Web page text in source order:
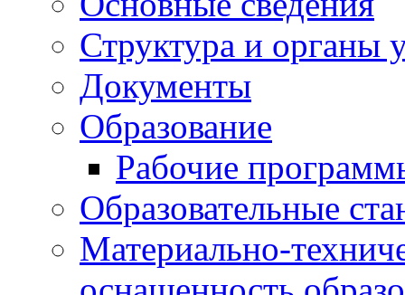
Структура и органы
Документы
Образование
Рабочие
Образовательные
Материально-